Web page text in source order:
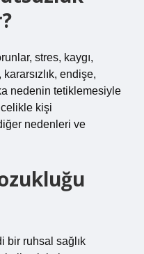
stres, kaygı,
endişe,
nedenin tetiklemesiyle
kişi
nedenleri ve
bir ruhsal sağlık